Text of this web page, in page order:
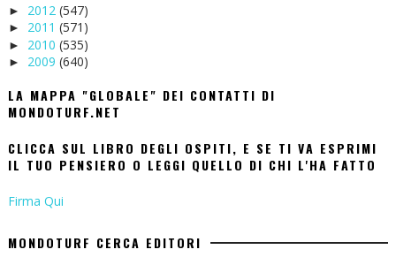
► 2012 (547)
► 2011 (571)
► 2010 (535)
► 2009 (640)
LA MAPPA "GLOBALE" DEI CONTATTI DI
MONDOTURF.NET
CLICCA SUL LIBRO DEGLI OSPITI, E SE TI VA ESPRIMI
IL TUO PENSIERO O LEGGI QUELLO DI CHI L'HA FATTO
Firma Qui
MONDOTURF CERCA EDITORI